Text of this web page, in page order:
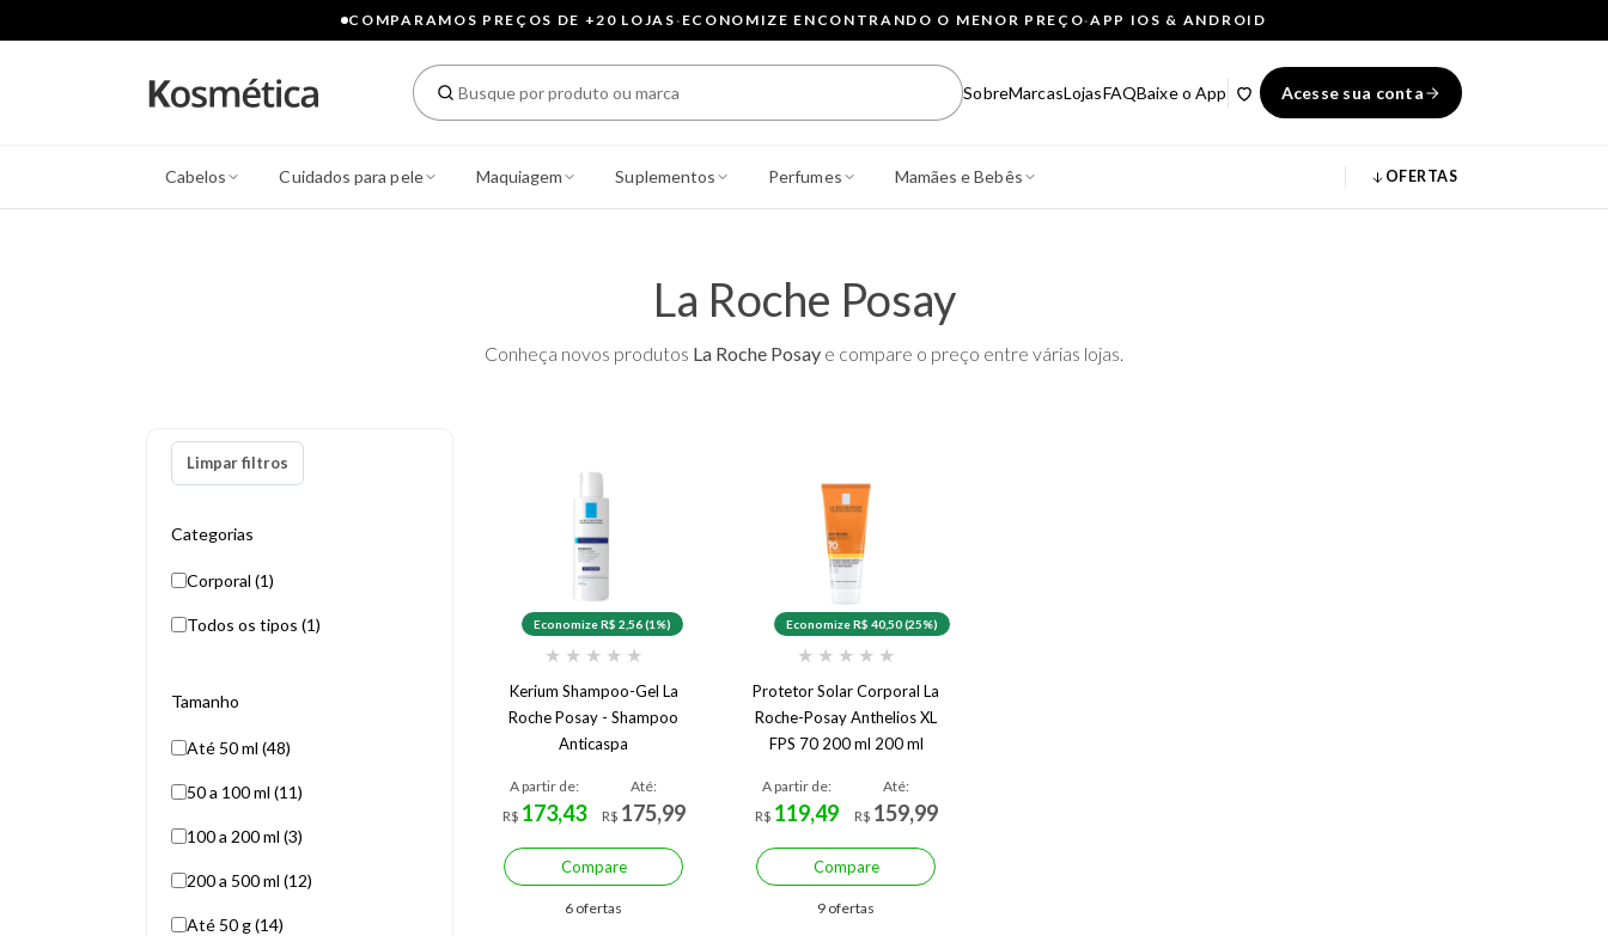
COMPARAMOS PREÇOS DE +20 LOJAS· ECONOMIZE ENCONTRANDO O MENOR PREÇO·APP IOS & ANDROID
SobreMarcasLojasFAQBaixe o App Acesse sua conta
Cabelos Cuidados para pele Maquiagem Suplementos Perfumes Mamães e Bebês OFERTAS
La Roche Posay
Conheça novos produtos La Roche Posay e compare o preço entre várias lojas.
Limpar filtros
Categorias
Corporal (1)
Todos os tipos (1)
Tamanho
Até 50 ml (48)
50 a 100 ml (11)
100 a 200 ml (3)
200 a 500 ml (12)
Até 50 g (14)
Economize R$ 2,56 (1%)
★ ★ ★ ★ ★
Kerium Shampoo-Gel La
Roche Posay - Shampoo
Anticaspa
A partir de:
R$ 173,43
Até:
R$ 175,99
Compare
6 ofertas
Economize R$ 40,50 (25%)
★ ★ ★ ★ ★
Protetor Solar Corporal La
Roche-Posay Anthelios XL
FPS 70 200 ml 200 ml
A partir de:
R$ 119,49
Até:
R$ 159,99
Compare
9 ofertas